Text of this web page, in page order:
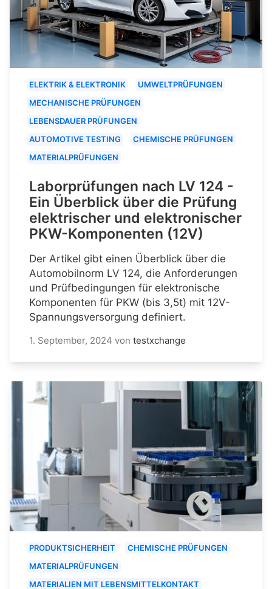
ELEKTRIK & ELEKTRONIK
UMWELTPRÜFUNGEN
MECHANISCHE PRÜFUNGEN
LEBENSDAUER PRÜFUNGEN
AUTOMOTIVE TESTING
CHEMISCHE PRÜFUNGEN
MATERIALPRÜFUNGEN
Laborprüfungen nach LV 124 -
Ein Überblick über die Prüfung
elektrischer und elektronischer
PKW-Komponenten (12V)
Der Artikel gibt einen Überblick über die
Automobilnorm LV 124, die Anforderungen
und Prüfbedingungen für elektronische
Komponenten für PKW (bis 3,5t) mit 12V-
Spannungsversorgung definiert.
1. September, 2024 von testxchange
PRODUKTSICHERHEIT
CHEMISCHE PRÜFUNGEN
MATERIALPRÜFUNGEN
MATERIALIEN MIT LEBENSMITTELKONTAKT